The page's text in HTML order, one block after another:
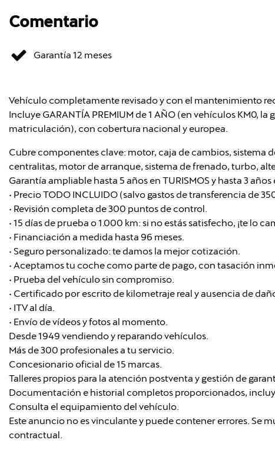
Comentario
Garantía 12 meses
Vehículo completamente revisado y con el mantenimiento
Incluye GARANTÍA PREMIUM de 1 AÑO (en vehículos KM0, la
matriculación), con cobertura nacional y europea.
Cubre componentes clave: motor, caja de cambios, sistema
centralitas, motor de arranque, sistema de frenado, turbo,
Garantía ampliable hasta 5 años en TURISMOS y hasta 3
• Precio TODO INCLUIDO (salvo gastos de transferencia de
• Revisión completa de 300 puntos de control.
• 15 días de prueba o 1.000 km: si no estás satisfecho, ¡te lo
• Financiación a medida hasta 96 meses.
• Seguro personalizado: te damos la mejor cotización.
• Aceptamos tu coche como parte de pago, con tasación
• Prueba del vehículo sin compromiso.
• Certificado por escrito de kilometraje real y ausencia de
• ITV al día.
• Envío de vídeos y fotos al momento.
Desde 1949 vendiendo y reparando vehículos.
Más de 300 profesionales a tu servicio.
Concesionario oficial de 15 marcas.
Talleres propios para la atención postventa y gestión de
Documentación e historial completos proporcionados,
Consulta el equipamiento del vehículo.
Este anuncio no es vinculante y puede contener errores. Se
contractual.